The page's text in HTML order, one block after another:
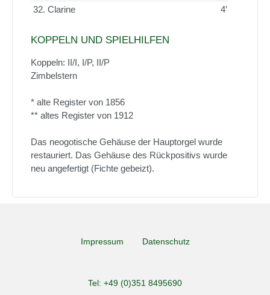
32. Clarine 4′
KOPPELN UND SPIELHILFEN
Koppeln: II/I, I/P, II/P
Zimbelstern
* alte Register von 1856
** altes Register von 1912
Das neogotische Gehäuse der Hauptorgel wurde
restauriert. Das Gehäuse des Rückpositivs wurde
neu angefertigt (Fichte gebeizt).
Impressum Datenschutz
Tel: +49 (0)351 8495690